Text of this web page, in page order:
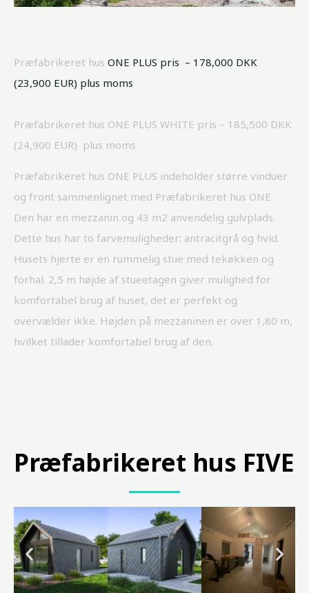
Præfabrikeret hus ONE PLUS pris – 178,000 DKK
(23,900 EUR) plus moms
Præfabrikeret hus ONE PLUS WHITE pris – 185,500 DKK
(24,900 EUR) plus moms
Præfabrikeret hus ONE PLUS indeholder større vinduer
og front sammenlignet med Præfabrikeret hus ONE.
Den har en mezzanin og 43 m2 anvendelig gulvplads.
Dette hus har to farvemuligheder: antracitgrå og hvid.
Husets hjerte er en rummelig stue med tekøkken og
forhal. 2,5 m højde af stueetagen giver mulighed for
komfortabel brug af huset, det er perfekt og
overvælder ikke. Højden på mezzaninen er over 1,80 m,
hvilket tillader komfortabel brug af den.
Præfabrikeret hus FIVE